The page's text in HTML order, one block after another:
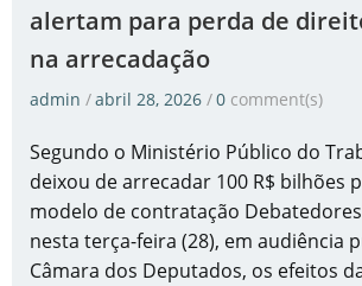
alertam para perda de
na arrecadação
admin /abril 28, 2026 /0 comment(s)
Segundo o Ministério Público do
deixou de arrecadar 100 R$ bilhões
modelo de contratação
nesta terça-feira (28), em audiência
Câmara dos Deputados, os efeitos